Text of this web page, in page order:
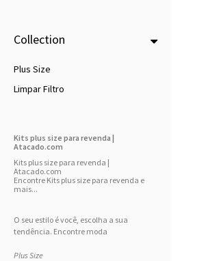
Collection
Plus Size
Limpar Filtro
Kits plus size para revenda |
Atacado.com
Kits plus size para revenda |
Atacado.com
Encontre Kits plus size para revenda e
mais...
O seu estilo é você, escolha a sua
tendência. Encontre moda
Plus Size